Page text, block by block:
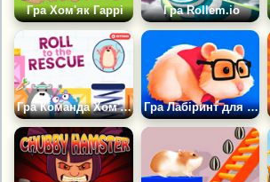
Гра Хом'як Гаррі Гра Rollem.io
Гра Команда Хом'яків Поспішає на Допомогу Гра Лабіринт для Хом'яка